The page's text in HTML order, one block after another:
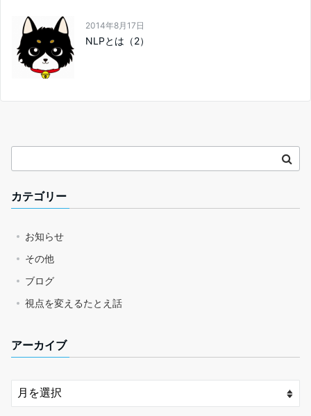
2014年8月17日
NLPとは（2）
カテゴリー
お知らせ
その他
ブログ
視点を変えるたとえ話
アーカイブ